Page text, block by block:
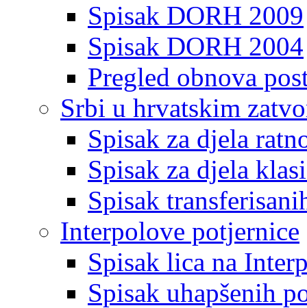
Spisak DORH 2009
Spisak DORH 2004
Pregled obnova
Srbi u hrvatskim
Spisak za djela
Spisak za djela
Spisak
Interpolove potjernice
Spisak lica na
Spisak uhapšenih